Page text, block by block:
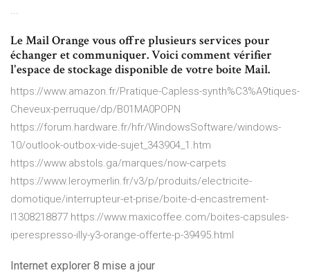
...
Le Mail Orange vous offre plusieurs services pour
échanger et communiquer. Voici comment vérifier
l'espace de stockage disponible de votre boite Mail.
https://www.amazon.fr/Pratique-Capless-synth%C3%A9tiques-
Cheveux-perruque/dp/B01MA0POPN
https://forum.hardware.fr/hfr/WindowsSoftware/windows-
10/outlook-outbox-vide-sujet_343904_1.htm
https://www.abstols.ga/marques/now-carpets
https://www.leroymerlin.fr/v3/p/produits/electricite-
domotique/interrupteur-et-prise/boite-d-encastrement-
l1308218877 https://www.maxicoffee.com/boites-capsules-
iperespresso-illy-y3-orange-offerte-p-39495.html
Internet explorer 8 mise a jour